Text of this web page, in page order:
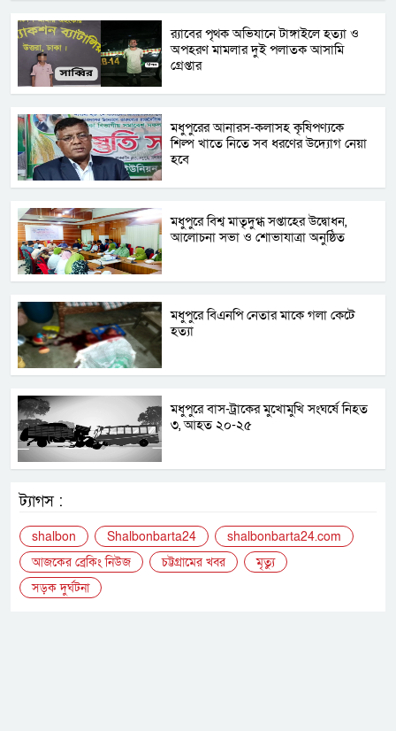
র‌্যাবের পৃথক অভিযানে টাঙ্গাইলে হত্যা ও
অপহরণ মামলার দুই পলাতক আসামি
গ্রেপ্তার
মধুপুরের আনারস-কলাসহ কৃষিপণ্যকে
শিল্প খাতে নিতে সব ধরণের উদ্যোগ নেয়া
হবে
মধুপুরে বিশ্ব মাতৃদুগ্ধ সপ্তাহের উদ্বোধন,
আলোচনা সভা ও শোভাযাত্রা অনুষ্ঠিত
মধুপুরে বিএনপি নেতার মাকে গলা কেটে
হত্যা
মধুপুরে বাস-ট্রাকের মুখোমুখি সংঘর্ষে নিহত
৩, আহত ২০-২৫
ট্যাগস :
shalbon Shalbonbarta24
shalbonbarta24.com
আজকের ব্রেকিং নিউজ
চট্টগ্রামের খবর
মৃত্যু
সড়ক দুর্ঘটনা